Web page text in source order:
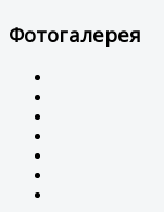
Фотогалерея